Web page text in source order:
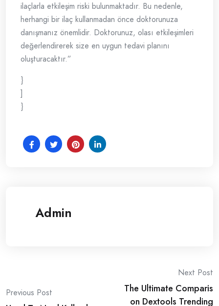
ilaçlarla etkileşim riski bulunmaktadır. Bu nedenle,
herhangi bir ilaç kullanmadan önce doktorunuza
danışmanız önemlidir. Doktorunuz, olası etkileşimleri
değerlendirerek size en uygun tedavi planını
oluşturacaktır.”
}
]
}
Admin
navigation
Previous Post
Next Post
The Ultimate Comparis
on Dextools Trending